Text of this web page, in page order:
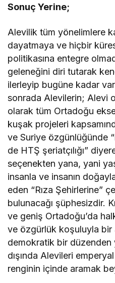
Sonuç Yerine;
Alevilik tüm yönelimlere
dayatmaya ve hiçbir
politikasına entegre
geleneğini diri tutarak
ilerleyip bugüne kadar
sonrada Alevilerin; Alevi
olarak tüm Ortadoğu
kuşak projeleri
ve Suriye özgünlüğünde
de HTŞ şeriatçılığı”
seçenekten yana, yani
insanla ve insanın
eden “Rıza Şehirlerine”
bulunacağı şüphesizdir.
ve geniş Ortadoğu’da
ve özgürlük koşuluyla bir
demokratik bir düzenden
dışında Alevileri
renginin içinde aramak